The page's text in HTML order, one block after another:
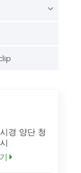
경 양단 청